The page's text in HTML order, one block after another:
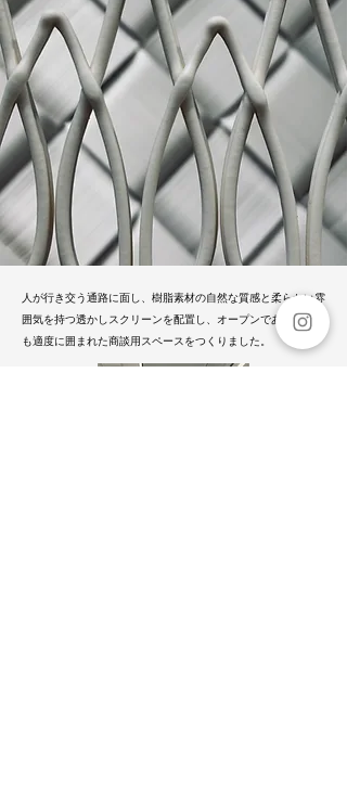
人が行き交う通路に面し、樹脂素材の自然な質感と柔らかい雰
囲気を持つ透かしスクリーンを配置し、オープンでありながら
も適度に囲まれた商談用スペースをつくりました。